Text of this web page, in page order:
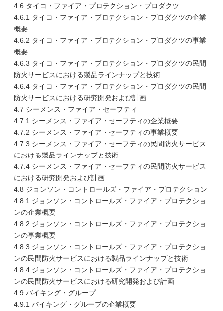
4.6 タイコ・ファイア・プロテクション・プロダクツ
4.6.1 タイコ・ファイア・プロテクション・プロダクツの企業
概要
4.6.2 タイコ・ファイア・プロテクション・プロダクツの事業
概要
4.6.3 タイコ・ファイア・プロテクション・プロダクツの民間
防火サービスにおける製品ラインナップと技術
4.6.4 タイコ・ファイア・プロテクション・プロダクツの民間
防火サービスにおける研究開発および計画
4.7 シーメンス・ファイア・セーフティ
4.7.1 シーメンス・ファイア・セーフティの企業概要
4.7.2 シーメンス・ファイア・セーフティの事業概要
4.7.3 シーメンス・ファイア・セーフティの民間防火サービス
における製品ラインナップと技術
4.7.4 シーメンス・ファイア・セーフティの民間防火サービス
における研究開発および計画
4.8 ジョンソン・コントロールズ・ファイア・プロテクション
4.8.1 ジョンソン・コントロールズ・ファイア・プロテクショ
ンの企業概要
4.8.2 ジョンソン・コントロールズ・ファイア・プロテクショ
ンの事業概要
4.8.3 ジョンソン・コントロールズ・ファイア・プロテクショ
ンの民間防火サービスにおける製品ラインナップと技術
4.8.4 ジョンソン・コントロールズ・ファイア・プロテクショ
ンの民間防火サービスにおける研究開発および計画
4.9 バイキング・グループ
4.9.1 バイキング・グループの企業概要